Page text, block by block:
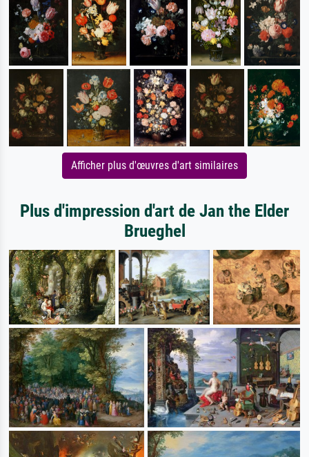
Afficher plus d'œuvres d'art similaires
Plus d'impression d'art de Jan the Elder
Brueghel